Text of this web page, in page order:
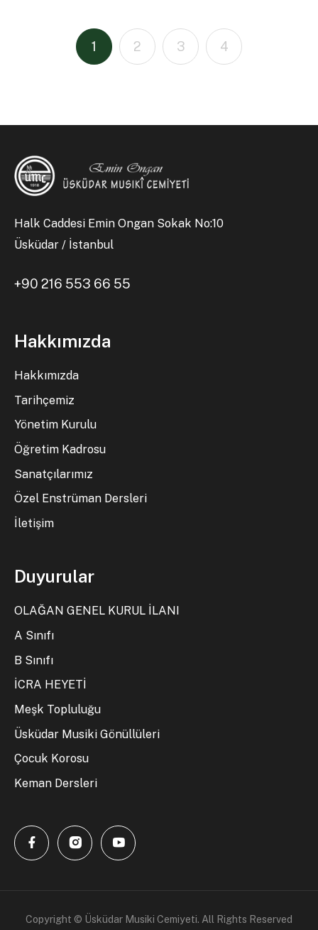
1 2 3 4
Halk Caddesi Emin Ongan Sokak No:10
Üsküdar / İstanbul
+90 216 553 66 55
Hakkımızda
Hakkımızda
Tarihçemiz
Yönetim Kurulu
Öğretim Kadrosu
Sanatçılarımız
Özel Enstrüman Dersleri
İletişim
Duyurular
OLAĞAN GENEL KURUL İLANI
A Sınıfı
B Sınıfı
İCRA HEYETİ
Meşk Topluluğu
Üsküdar Musiki Gönüllüleri
Çocuk Korosu
Keman Dersleri
Copyright © Üsküdar Musiki Cemiyeti. All Rights Reserved